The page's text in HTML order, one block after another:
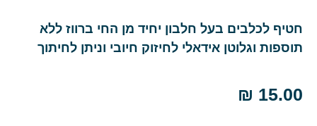
חטיף לכלבים בעל חלבון יחיד מן החי ברווז ללא
תוספות וגלוטן אידאלי לחיזוק חיובי וניתן לחיתוך
₪ 15.00